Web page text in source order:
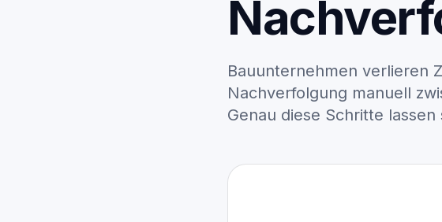
Bauunternehmen verlieren
Nachverfolgung manuell
Genau diese Schritte